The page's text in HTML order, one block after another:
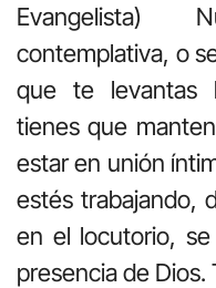
Evangelista)
contemplativa, o
que te levantas
tienes que
estar en unión
estés trabajando,
en el locutorio,
presencia de